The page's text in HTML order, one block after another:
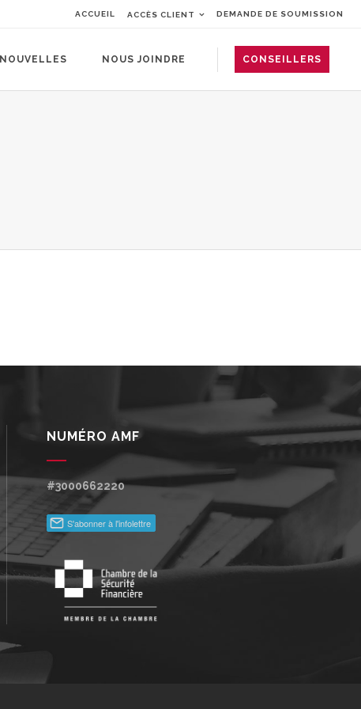
ACCUEIL ACCÈS CLIENT DEMANDE DE SOUMISSION
CONSEILLERS
NOUVELLES NOUS JOINDRE
NUMÉRO AMF
#3000662220